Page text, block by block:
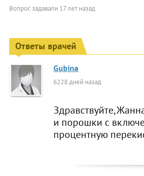
Вопрос задавали 17 лет назад
Ответы врачей
Gubina
6228 дней назад
и порошки с
процентную